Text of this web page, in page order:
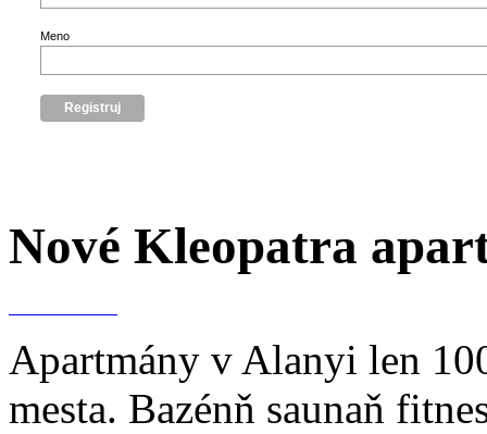
Meno
Nové Kleopatra
Apartmány v Alanyi len
mesta. Bazénň saunaň